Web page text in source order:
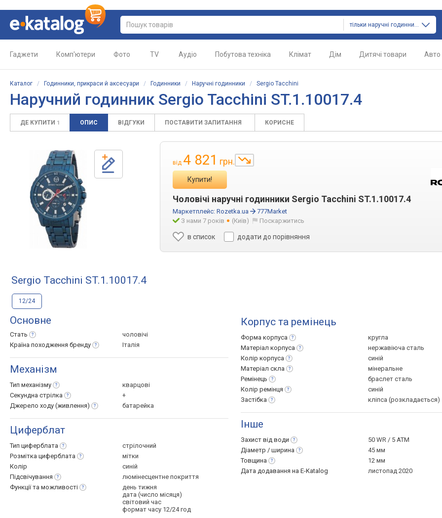
тільки наручні годинники
Гаджети Комп'ютери Фото TV Аудіо Побутова техніка Клімат Дім Дитячі товари Авто
Каталог / Годинники, прикраси й аксесуари / Годинники / Наручні годинники / Sergio Tacchini
Наручний годинник Sergio Tacchini ST.1.10017.4
ДЕ КУПИТИ 1 ОПИС ВІДГУКИ ПОСТАВИТИ ЗАПИТАННЯ КОРИСНЕ
від 4 821 грн.
Купити!
Чоловічі наручні годинники Sergio Tacchini ST.1.10017.4
Маркетплейс: Rozetka.ua
777Market
З нами 7 років
(Київ) Поскаржитись
в список додати до порівняння
Sergio Tacchini ST.1.10017.4
12/24
Основне
Стать
чоловічі
Країна походження бренду Італія
Механізм
Тип механізму
кварцові
Секундна стрілка
+
Джерело ходу (живлення) батарейка
Циферблат
Тип циферблата
стрілочний
Розмітка циферблата
мітки
Колір
синій
Підсвічування
люмінесцентне покриття
Функції та можливості
день тижня
дата (число місяця)
світовий час
формат часу 12/24 год
Корпус та ремінець
Форма корпуса
кругла
Матеріал корпуса
нержавіюча сталь
Колір корпуса
синій
Матеріал скла
мінеральне
Ремінець
браслет сталь
Колір ремінця
синій
Застібка
кліпса (розкладається)
Інше
Захист від води
50 WR / 5 ATM
Діаметр / ширина
45 мм
Товщина
12 мм
Дата додавання на E-Katalog
листопад 2020